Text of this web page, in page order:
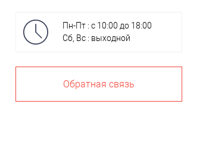
Пн-Пт : с 10:00 до 18:00
Сб, Вс : выходной
Обратная связь